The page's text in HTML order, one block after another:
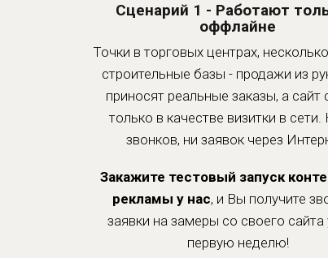
Сценарий 1 - Работают
оффлайне
Точки в торговых центрах,
строительные базы - продажи из
приносят реальные заказы, а сайт
только в качестве визитки в сети.
звонков, ни заявок через
Закажите тестовый запуск
рекламы у нас, и Вы получите
заявки на замеры со своего сайта
первую неделю!